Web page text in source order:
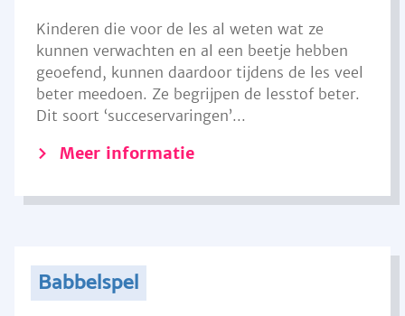
Kinderen die voor de les al weten wat ze
kunnen verwachten en al een beetje hebben
geoefend, kunnen daardoor tijdens de les veel
beter meedoen. Ze begrijpen de lesstof beter.
Dit soort ‘succeservaringen’...
Meer informatie
Babbelspel